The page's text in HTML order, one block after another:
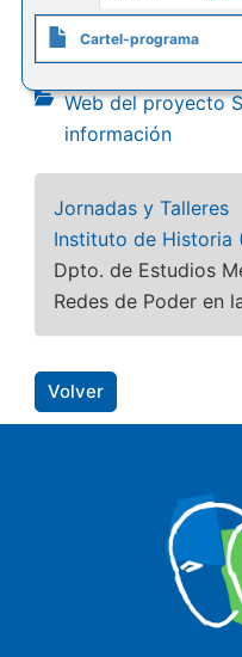
Cartel-programa
Web del proyecto
información
Jornadas y Talleres
Instituto de Historia
Dpto. de Estudios
Redes de Poder en
Volver